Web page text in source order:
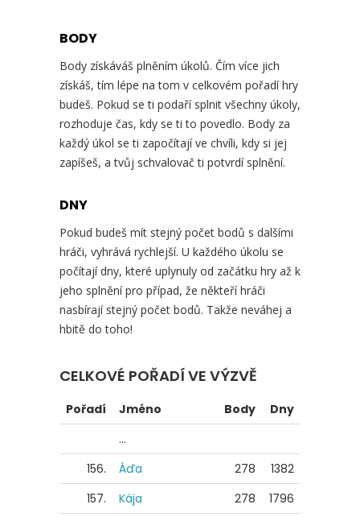
BODY
Body získáváš plněním úkolů. Čím více jich
získáš, tím lépe na tom v celkovém pořadí hry
budeš. Pokud se ti podaří splnit všechny úkoly,
rozhoduje čas, kdy se ti to povedlo. Body za
každý úkol se ti započítají ve chvíli, kdy si jej
zapíšeš, a tvůj schvalovač ti potvrdí splnění.
DNY
Pokud budeš mít stejný počet bodů s dalšími
hráči, vyhrává rychlejší. U každého úkolu se
počítají dny, které uplynuly od začátku hry až k
jeho splnění pro případ, že někteří hráči
nasbírají stejný počet bodů. Takže neváhej a
hbitě do toho!
CELKOVÉ POŘADÍ VE VÝZVĚ
Pořadí Jméno Body
Dny
...
156.
Áďa 278
1382
157.
Kája 278 1796